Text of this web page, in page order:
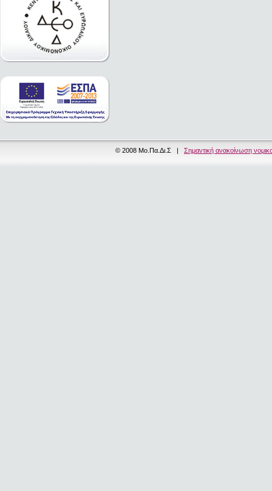
© 2008 Μο.Πα.Δι.Σ | Σημαντική ανακοίνωση